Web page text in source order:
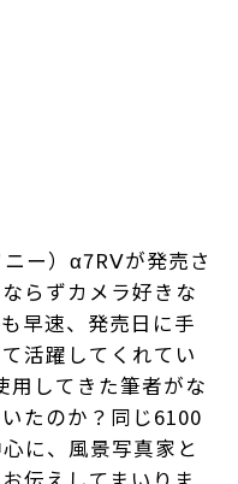
ー）α7RⅤが発売さ
らずカメラ好きな
早速、発売日に手
活躍してくれてい
用してきた筆者がな
たのか？同じ6100
に、風景写真家と